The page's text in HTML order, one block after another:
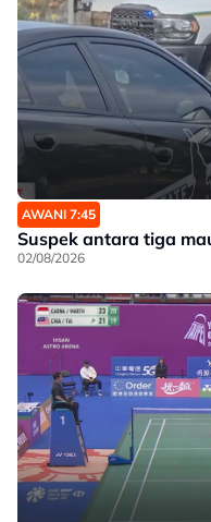
AWANI 7:45
Suspek antara tiga
02/08/2026